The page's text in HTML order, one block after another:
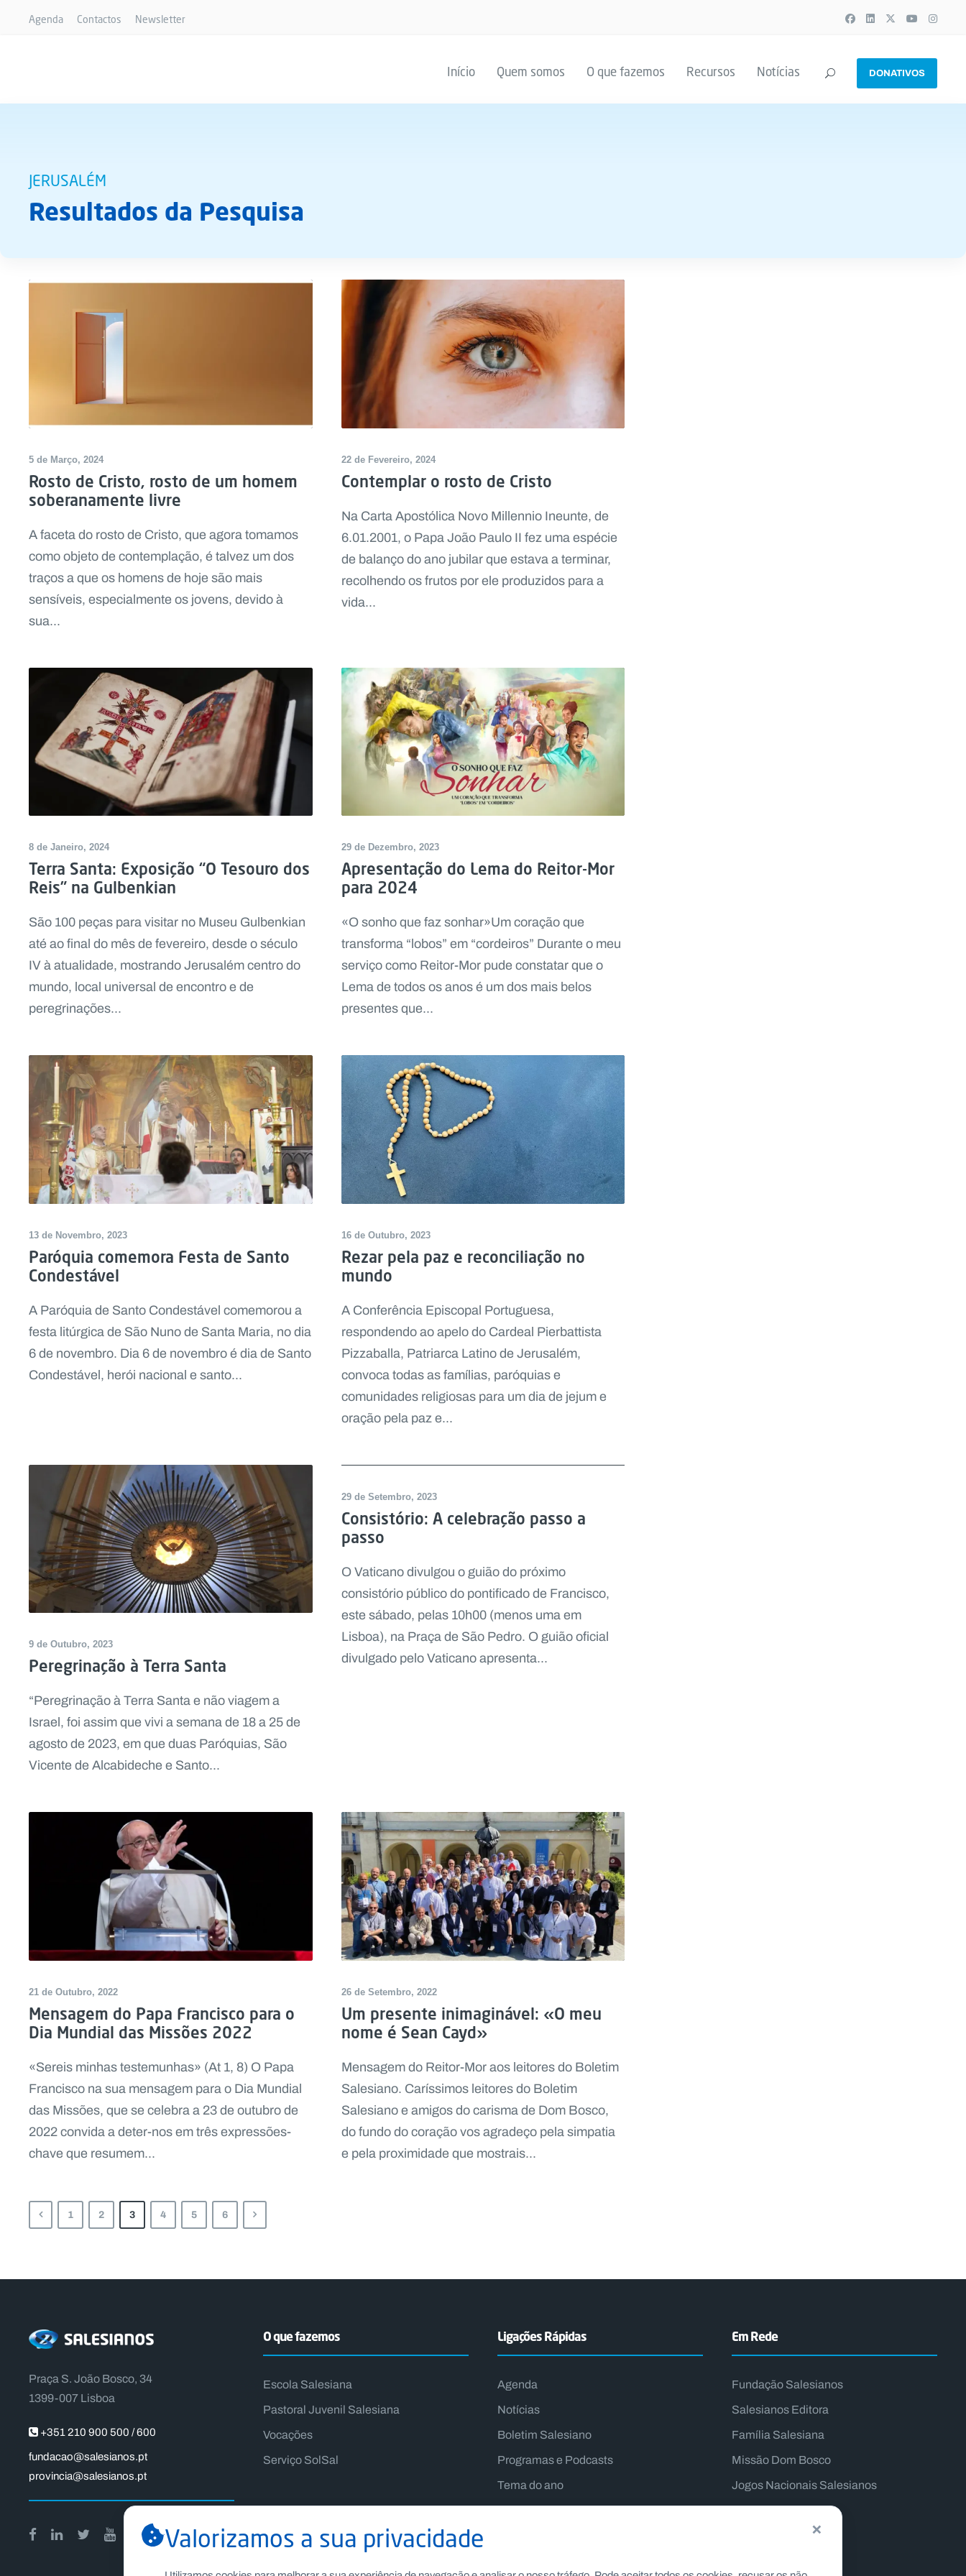
Agenda Contactos Newsletter
Início Quem somos O que fazemos Recursos Notícias DONATIVOS
JERUSALÉM
Resultados da Pesquisa
5 de Março, 2024
Rosto de Cristo, rosto de um homem
soberanamente livre
A faceta do rosto de Cristo, que agora tomamos
como objeto de contemplação, é talvez um dos
traços a que os homens de hoje são mais
sensíveis, especialmente os jovens, devido à
sua...
22 de Fevereiro, 2024
Contemplar o rosto de Cristo
Na Carta Apostólica Novo Millennio Ineunte, de
6.01.2001, o Papa João Paulo II fez uma espécie
de balanço do ano jubilar que estava a terminar,
recolhendo os frutos por ele produzidos para a
vida...
8 de Janeiro, 2024
Terra Santa: Exposição “O Tesouro dos
Reis” na Gulbenkian
São 100 peças para visitar no Museu Gulbenkian
até ao final do mês de fevereiro, desde o século
IV à atualidade, mostrando Jerusalém centro do
mundo, local universal de encontro e de
peregrinações...
29 de Dezembro, 2023
Apresentação do Lema do Reitor-Mor
para 2024
«O sonho que faz sonhar»Um coração que
transforma “lobos” em “cordeiros” Durante o meu
serviço como Reitor-Mor pude constatar que o
Lema de todos os anos é um dos mais belos
presentes que...
13 de Novembro, 2023
Paróquia comemora Festa de Santo
Condestável
A Paróquia de Santo Condestável comemorou a
festa litúrgica de São Nuno de Santa Maria, no dia
6 de novembro. Dia 6 de novembro é dia de Santo
Condestável, herói nacional e santo...
16 de Outubro, 2023
Rezar pela paz e reconciliação no
mundo
A Conferência Episcopal Portuguesa,
respondendo ao apelo do Cardeal Pierbattista
Pizzaballa, Patriarca Latino de Jerusalém,
convoca todas as famílias, paróquias e
comunidades religiosas para um dia de jejum e
oração pela paz e...
9 de Outubro, 2023
Peregrinação à Terra Santa
“Peregrinação à Terra Santa e não viagem a
Israel, foi assim que vivi a semana de 18 a 25 de
agosto de 2023, em que duas Paróquias, São
Vicente de Alcabideche e Santo...
29 de Setembro, 2023
Consistório: A celebração passo a
passo
O Vaticano divulgou o guião do próximo
consistório público do pontificado de Francisco,
este sábado, pelas 10h00 (menos uma em
Lisboa), na Praça de São Pedro. O guião oficial
divulgado pelo Vaticano apresenta...
21 de Outubro, 2022
Mensagem do Papa Francisco para o
Dia Mundial das Missões 2022
«Sereis minhas testemunhas» (At 1, 8) O Papa
Francisco na sua mensagem para o Dia Mundial
das Missões, que se celebra a 23 de outubro de
2022 convida a deter-nos em três expressões-
chave que resumem...
26 de Setembro, 2022
Um presente inimaginável: «O meu
nome é Sean Cayd»
Mensagem do Reitor-Mor aos leitores do Boletim
Salesiano. Caríssimos leitores do Boletim
Salesiano e amigos do carisma de Dom Bosco,
do fundo do coração vos agradeço pela simpatia
e pela proximidade que mostrais...
1 2 3 4 5 6
Praça S. João Bosco, 34
1399-007 Lisboa
+351 210 900 500 / 600
fundacao@salesianos.pt
provincia@salesianos.pt
O que fazemos
Escola Salesiana
Pastoral Juvenil Salesiana
Vocações
Serviço SolSal
Ligações Rápidas
Agenda
Notícias
Boletim Salesiano
Programas e Podcasts
Tema do ano
Lema do Reitor-Mor
Em Rede
Fundação Salesianos
Salesianos Editora
Família Salesiana
Missão Dom Bosco
Jogos Nacionais Salesianos
×
Valorizamos a sua privacidade